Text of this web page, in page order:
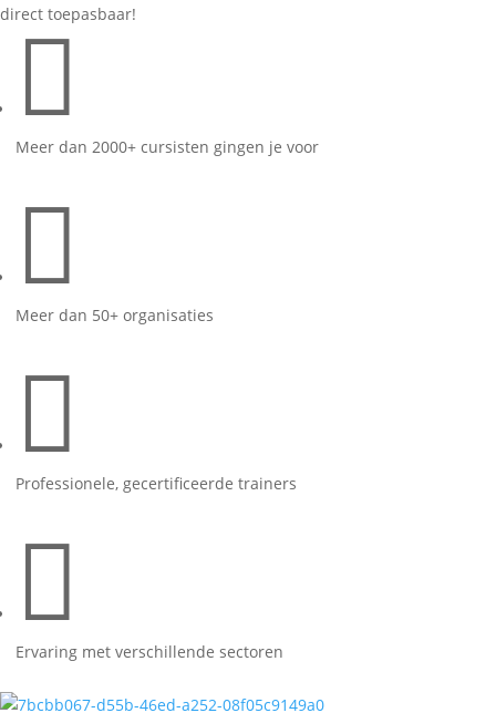
direct toepasbaar!

Meer dan 2000+ cursisten gingen je voor

Meer dan 50+ organisaties

Professionele, gecertificeerde trainers

Ervaring met verschillende sectoren